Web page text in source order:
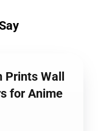
Prints Wall
for Anime